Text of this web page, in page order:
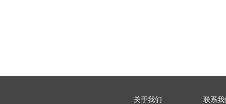
关于我们 联系我